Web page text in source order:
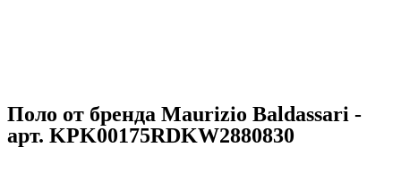
Поло от бренда Maurizio Baldassari -
арт. KPK00175RDKW2880830